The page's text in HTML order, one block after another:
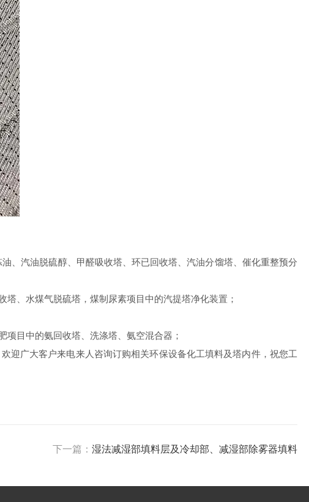
、汽油脱硫醇、甲醛吸收塔、环已回收塔、汽油分馏塔、催化重整预分
、水煤气脱硫塔，煤制尿素项目中的汽提塔净化装置；
目中的氨回收塔、洗涤塔、氨空混合器；
广大客户来电来人咨询订购相关环保设备化工填料及塔内件，祝您工
下一篇：湿法减湿部填料层及冷却部、减湿部除雾器填料